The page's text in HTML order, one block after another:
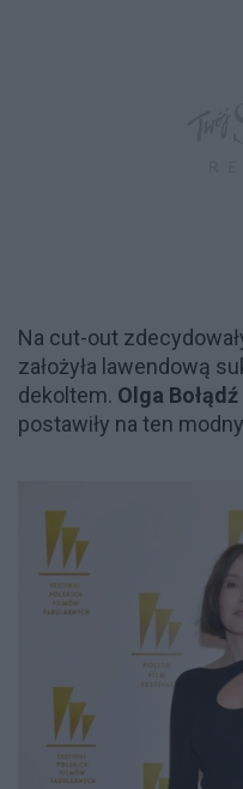
Na cut-out
założyła lawendową
dekoltem. Olga Bołądź
postawiły na ten